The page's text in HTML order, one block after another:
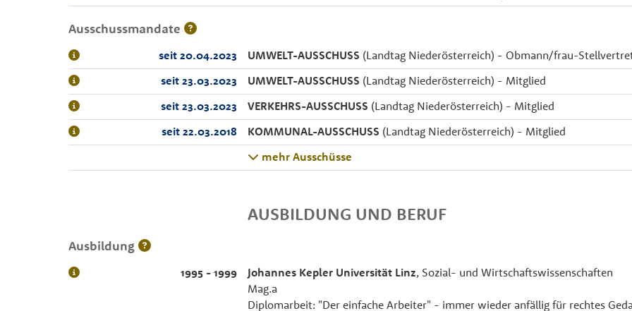
Ausschussmandate
seit 20.04.2023 UMWELT-AUSSCHUSS (Landtag Niederösterreich) - Obmann/frau-
seit 23.03.2023
UMWELT-AUSSCHUSS (Landtag Niederösterreich) - Mitglied
seit 23.03.2023
VERKEHRS-AUSSCHUSS (Landtag Niederösterreich) - Mitglied
seit 22.03.2018
KOMMUNAL-AUSSCHUSS (Landtag Niederösterreich) - Mitglied
mehr Ausschüsse
AUSBILDUNG UND BERUF
Ausbildung
1995 - 1999 Johannes Kepler Universität Linz, Sozial- und Wirtschaftswissenschaften
Mag.a
Diplomarbeit: "Der einfache Arbeiter" - immer wieder anfällig für rechtes